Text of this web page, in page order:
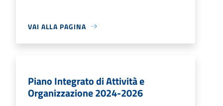
VAI ALLA PAGINA
Piano Integrato di Attività e
Organizzazione 2024-2026